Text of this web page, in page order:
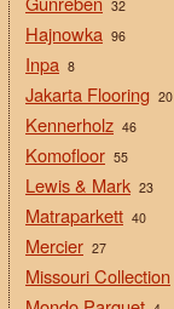
32
Hajnowka 96
Inpa 8
Jakarta Flooring 20
Kennerholz 46
Komofloor 55
Lewis & Mark 23
Matraparkett 40
Mercier 27
Missouri Collection